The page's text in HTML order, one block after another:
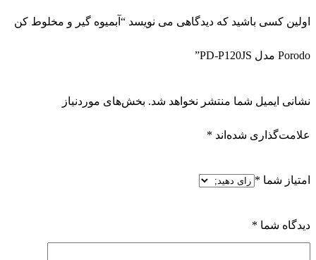
اولین کسی باشید که دیدگاهی می نویسد “آبمیوه گیر و مخلوط کن
Porodo مدل PD-P120JS”
نشانی ایمیل شما منتشر نخواهد شد. بخش‌های موردنیاز
علامت‌گذاری شده‌اند *
امتیاز شما *
دیدگاه شما *